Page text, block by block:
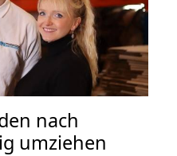
nach
umziehen